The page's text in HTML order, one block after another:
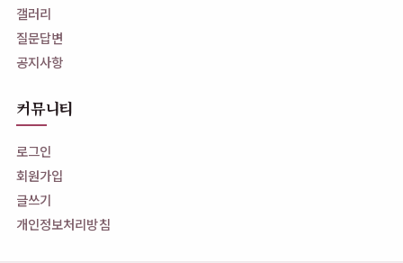
갤러리
질문답변
공지사항
커뮤니티
로그인
회원가입
글쓰기
개인정보처리방침